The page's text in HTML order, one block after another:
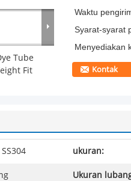
Tube
Fit
Waktu
Syarat-syarat
Menyediakan
Kontak
ukuran:
Ukuran